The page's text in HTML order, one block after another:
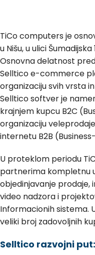
TiCo computers je
u Nišu, u ulici
Osnovna delatnost
Selltico e-commerce
organizaciju svih vrsta
Selltico softver je
krajnjem kupcu B2C
organizaciju
internetu B2B
U proteklom periodu
partnerima kompletnu
objedinjavanje prodaje,
video nadzora i
Informacionih sistema.
veliki broj zadovoljnih
Selltico razvojni put: